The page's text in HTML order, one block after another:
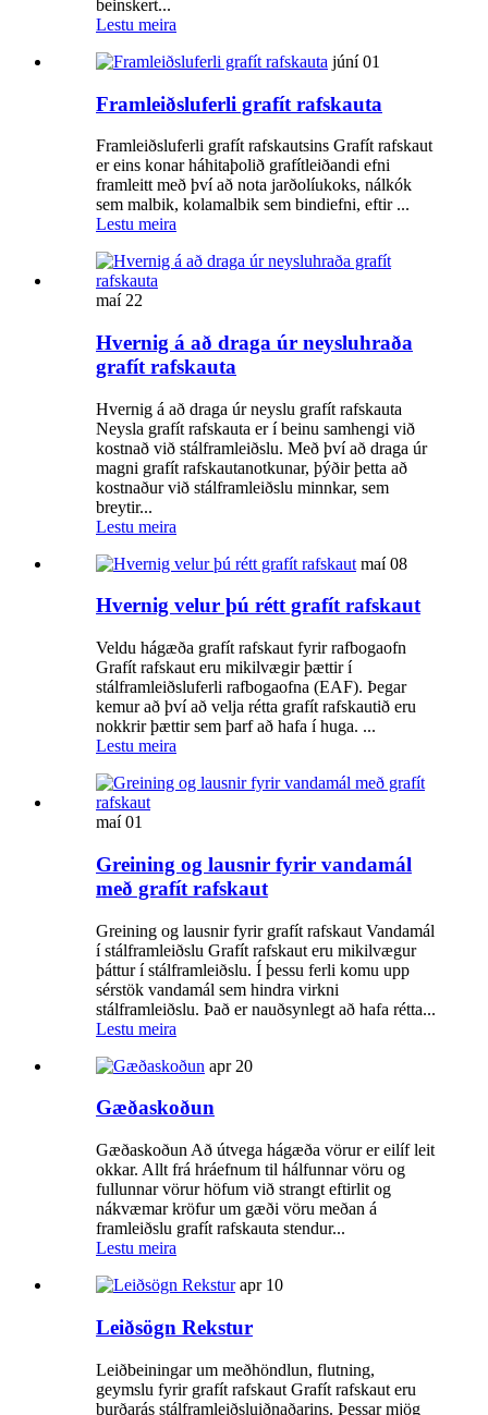
beinskert...
Lestu meira
júní 01
Framleiðsluferli grafít rafskauta
Framleiðsluferli grafít rafskautsins Grafít rafskaut
er eins konar háhitaþolið grafítleiðandi efni
framleitt með því að nota jarðolíukoks, nálkók
sem malbik, kolamalbik sem bindiefni, eftir ...
Lestu meira
maí 22
Hvernig á að draga úr neysluhraða
grafít rafskauta
Hvernig á að draga úr neyslu grafít rafskauta
Neysla grafít rafskauta er í beinu samhengi við
kostnað við stálframleiðslu. Með því að draga úr
magni grafít rafskautanotkunar, þýðir þetta að
kostnaður við stálframleiðslu minnkar, sem
breytir...
Lestu meira
maí 08
Hvernig velur þú rétt grafít rafskaut
Veldu hágæða grafít rafskaut fyrir rafbogaofn
Grafít rafskaut eru mikilvægir þættir í
stálframleiðsluferli rafbogaofna (EAF). Þegar
kemur að því að velja rétta grafít rafskautið eru
nokkrir þættir sem þarf að hafa í huga. ...
Lestu meira
maí 01
Greining og lausnir fyrir vandamál
með grafít rafskaut
Greining og lausnir fyrir grafít rafskaut Vandamál
í stálframleiðslu Grafít rafskaut eru mikilvægur
þáttur í stálframleiðslu. Í þessu ferli komu upp
sérstök vandamál sem hindra virkni
stálframleiðslu. Það er nauðsynlegt að hafa rétta...
Lestu meira
apr 20
Gæðaskoðun
Gæðaskoðun Að útvega hágæða vörur er eilíf leit
okkar. Allt frá hráefnum til hálfunnar vöru og
fullunnar vörur höfum við strangt eftirlit og
nákvæmar kröfur um gæði vöru meðan á
framleiðslu grafít rafskauta stendur...
Lestu meira
apr 10
Leiðsögn Rekstur
Leiðbeiningar um meðhöndlun, flutning,
geymslu fyrir grafít rafskaut Grafít rafskaut eru
burðarás stálframleiðsluiðnaðarins. Þessar mjög